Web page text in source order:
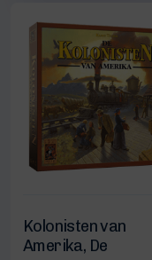
Kolonisten van
Amerika, De